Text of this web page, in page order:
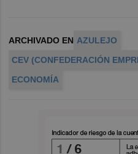
ARCHIVADO EN AZULEJO
CEV (CONFEDERACIÓN
ECONOMÍA